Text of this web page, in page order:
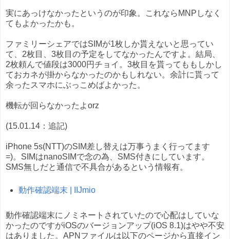
実にあっけなかったというのが印象。これならMNPしなく
てもよかったかも。
ファミリーシェアではSIMが1枚しか貰えないと思ってい
て、2枚目、3枚目の予定をしてなかったんですよ。結局、
2枚頼んで値段は3000円チョイ。3枚目を貰ってももしかし
ておカネが掛からなかったのかもしれない。余計に貰って
余ったスマホにぶっこめばよかった。
機転が回らなかったよorz
(15.01.14：追記)
iPhone 5s(NTT)のSIM差し替えは万事うまく行ってます
=)。SIMはnanoSIMで念の為、SMS付きにしています。
SMS無しだと通信で不具合があるという情報有。
動作確認端末 | IIJmio
動作確認端末にノミネートされていたので心配はしていな
かったのですがiOSのバージョンアップ(iOS 8.1)はやや不安
はありました。APNファイルは以下のページから直接イン